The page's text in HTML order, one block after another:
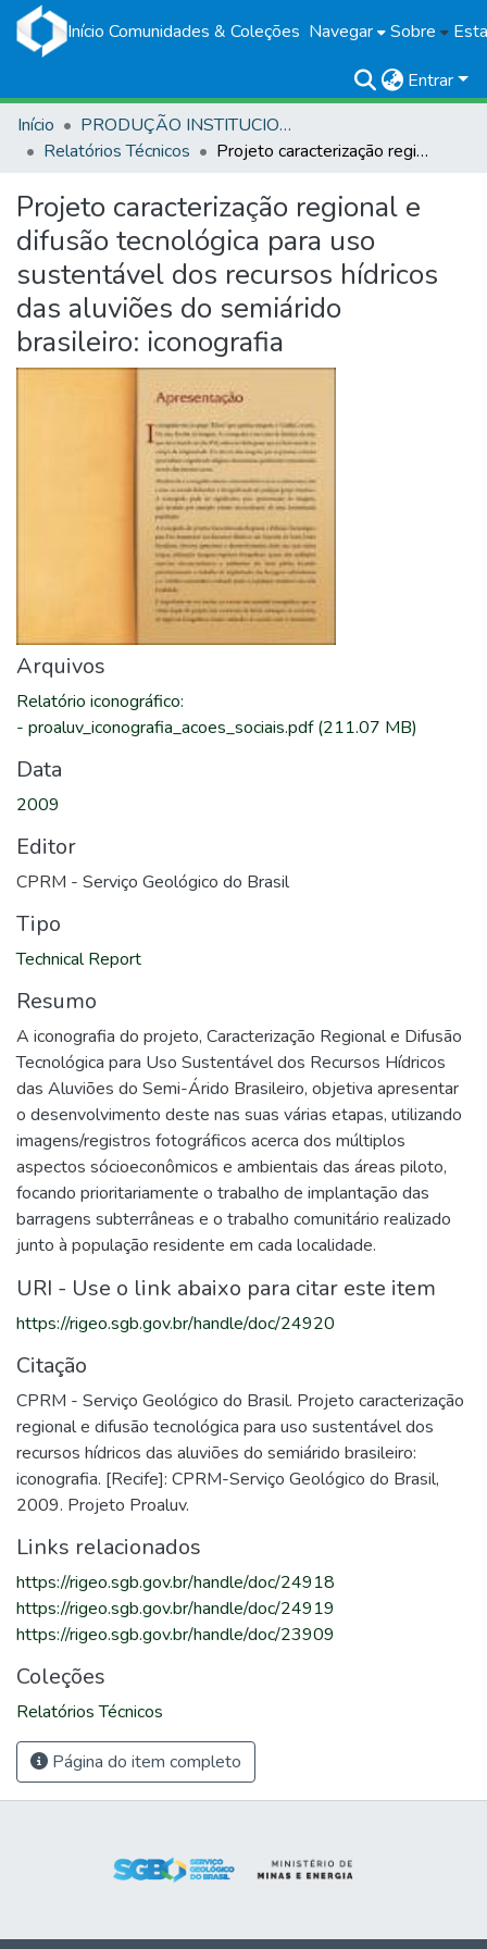
Início Comunidades & Coleções Navegar Sobre
Entrar
Início
PRODUÇÃO INSTITUCIONAL
Relatórios Técnicos
Projeto caracterização regional e difusão tecnológica para uso sustentável dos recursos hídricos das aluviões do semiárido brasileiro: iconografia
Projeto caracterização regional e
difusão tecnológica para uso
sustentável dos recursos hídricos
das aluviões do semiárido
brasileiro: iconografia
Arquivos
Relatório iconográfico:
- proaluv_iconografia_acoes_sociais.pdf(211.07 MB)
Data
2009
Editor
CPRM - Serviço Geológico do Brasil
Tipo
Technical Report
Resumo
A iconografia do projeto, Caracterização Regional e Difusão
Tecnológica para Uso Sustentável dos Recursos Hídricos
das Aluviões do Semi-Árido Brasileiro, objetiva apresentar
o desenvolvimento deste nas suas várias etapas, utilizando
imagens/registros fotográficos acerca dos múltiplos
aspectos sócioeconômicos e ambientais das áreas piloto,
focando prioritariamente o trabalho de implantação das
barragens subterrâneas e o trabalho comunitário realizado
junto à população residente em cada localidade.
URI - Use o link abaixo para citar este item
https://rigeo.sgb.gov.br/handle/doc/24920
Citação
CPRM - Serviço Geológico do Brasil. Projeto caracterização
regional e difusão tecnológica para uso sustentável dos
recursos hídricos das aluviões do semiárido brasileiro:
iconografia. [Recife]: CPRM-Serviço Geológico do Brasil,
2009. Projeto Proaluv.
Links relacionados
https://rigeo.sgb.gov.br/handle/doc/24918
https://rigeo.sgb.gov.br/handle/doc/24919
https://rigeo.sgb.gov.br/handle/doc/23909
Coleções
Relatórios Técnicos
Página do item completo